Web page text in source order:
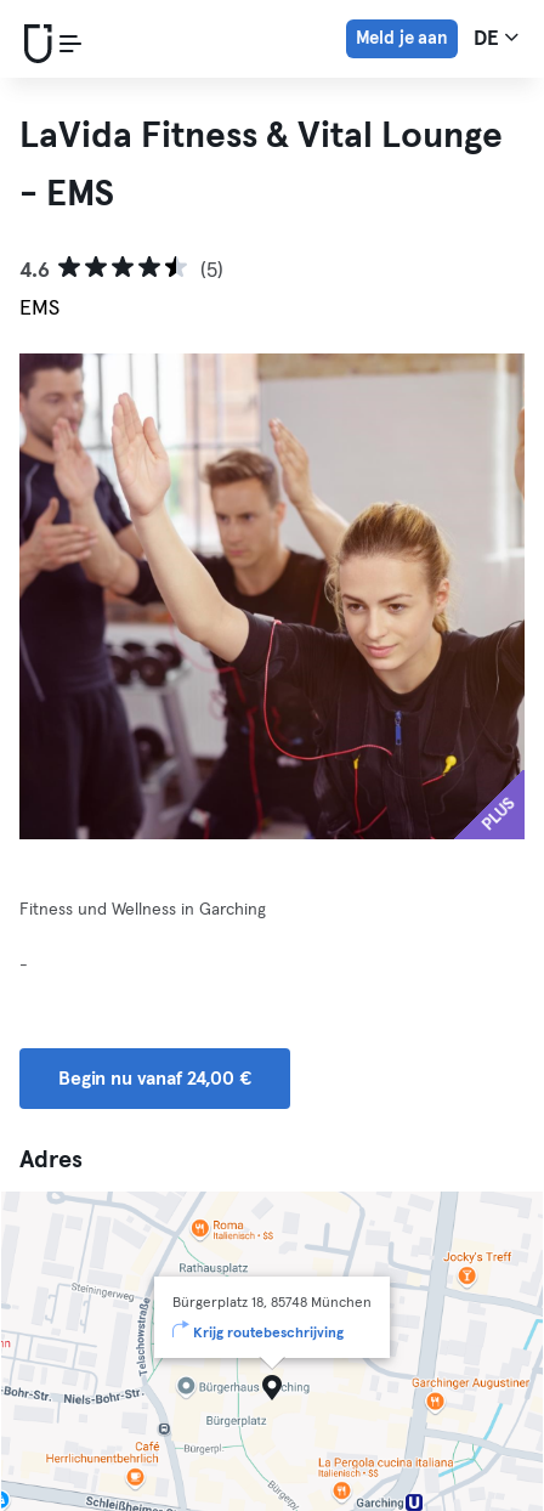
Meld je aan DE
LaVida Fitness & Vital Lounge
- EMS
4.6
(5)
EMS
PLUS
Fitness und Wellness in Garching
-
Begin nu vanaf 24,00 €
Adres
Bürgerplatz 18, 85748 München
Krijg routebeschrijving